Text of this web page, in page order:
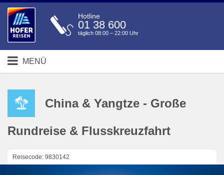
Hotline
01 38 600
täglich 08:00 – 22:00 Uhr
MENÜ
China & Yangtze - Große
Rundreise & Flusskreuzfahrt
Reisecode: 9830142